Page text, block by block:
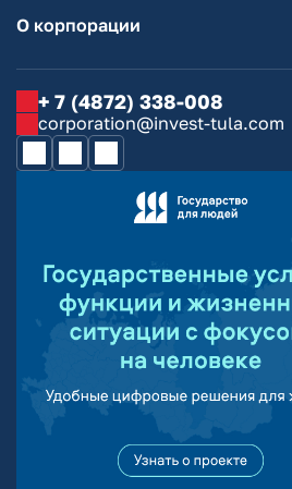
О корпорации
+ 7 (4872) 338-008
corporation@invest-tula.com